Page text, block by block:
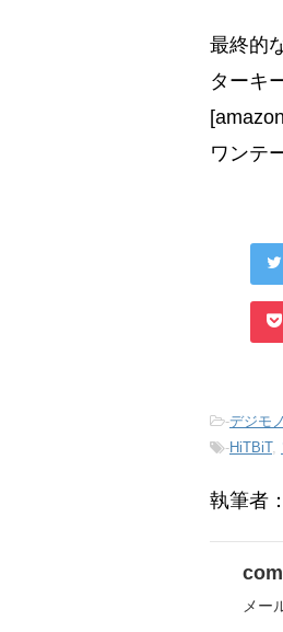
最終的
ターキ
ワンテ
-デジモノ
-HiTBiT,
執筆者：
メー